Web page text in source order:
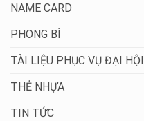
NAME CARD
PHONG BÌ
TÀI LIỆU PHỤC VỤ ĐẠI HỘI
THẺ NHỰA
TIN TỨC